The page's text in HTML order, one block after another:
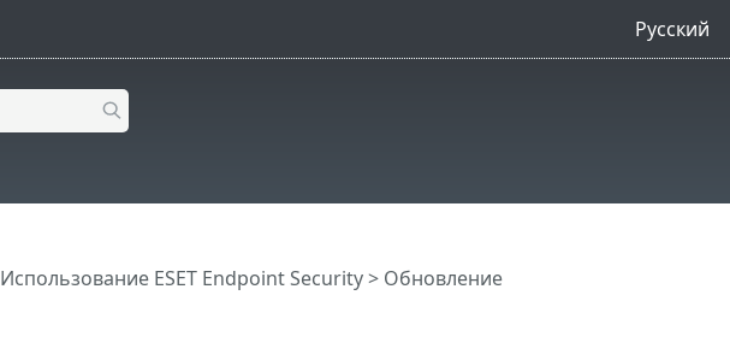
Русский
Использование ESET Endpoint Security> Обновление